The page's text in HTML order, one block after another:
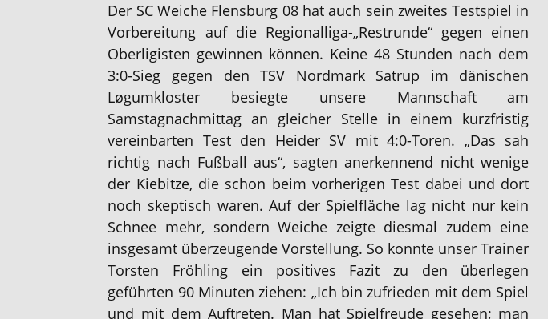
Der SC Weiche Flensburg 08 hat auch sein zweites Testspiel in
Vorbereitung auf die Regionalliga-„Restrunde“ gegen einen
Oberligisten gewinnen können. Keine 48 Stunden nach dem
3:0-Sieg gegen den TSV Nordmark Satrup im dänischen
Løgumkloster besiegte unsere Mannschaft am
Samstagnachmittag an gleicher Stelle in einem kurzfristig
vereinbarten Test den Heider SV mit 4:0-Toren. „Das sah
richtig nach Fußball aus“, sagten anerkennend nicht wenige
der Kiebitze, die schon beim vorherigen Test dabei und dort
noch skeptisch waren. Auf der Spielfläche lag nicht nur kein
Schnee mehr, sondern Weiche zeigte diesmal zudem eine
insgesamt überzeugende Vorstellung. So konnte unser Trainer
Torsten Fröhling ein positives Fazit zu den überlegen
geführten 90 Minuten ziehen: „Ich bin zufrieden mit dem Spiel
und mit dem Auftreten. Man hat Spielfreude gesehen; man